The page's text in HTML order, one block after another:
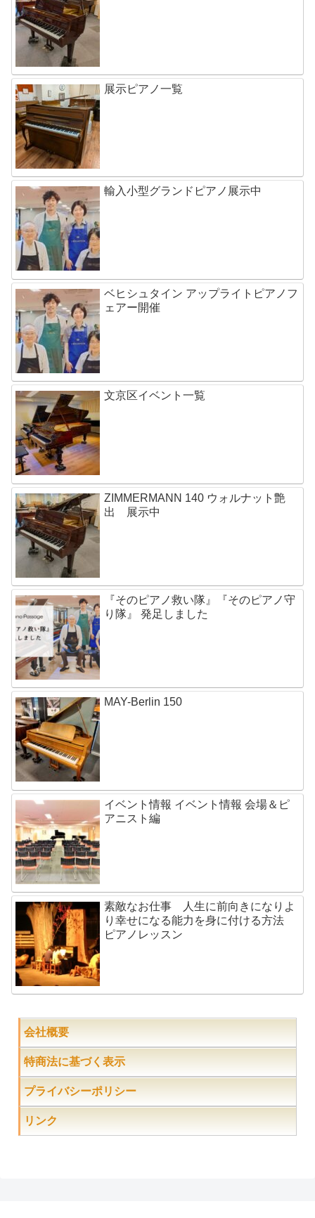
展示ピアノ一覧
輸入小型グランドピアノ展示中
ベヒシュタイン アップライトピアノフ
ェアー開催
文京区イベント一覧
ZIMMERMANN 140 ウォルナット艶
出 展示中
『そのピアノ救い隊』『そのピアノ守
り隊』 発足しました
MAY-Berlin 150
イベント情報 イベント情報 会場＆ピ
アニスト編
素敵なお仕事 人生に前向きになりよ
り幸せになる能力を身に付ける方法
ピアノレッスン
会社概要
特商法に基づく表示
プライバシーポリシー
リンク